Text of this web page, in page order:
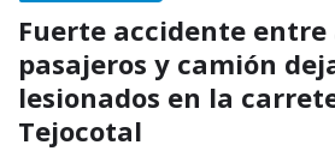
Fuerte accidente
pasajeros y camión
lesionados en la
Tejocotal